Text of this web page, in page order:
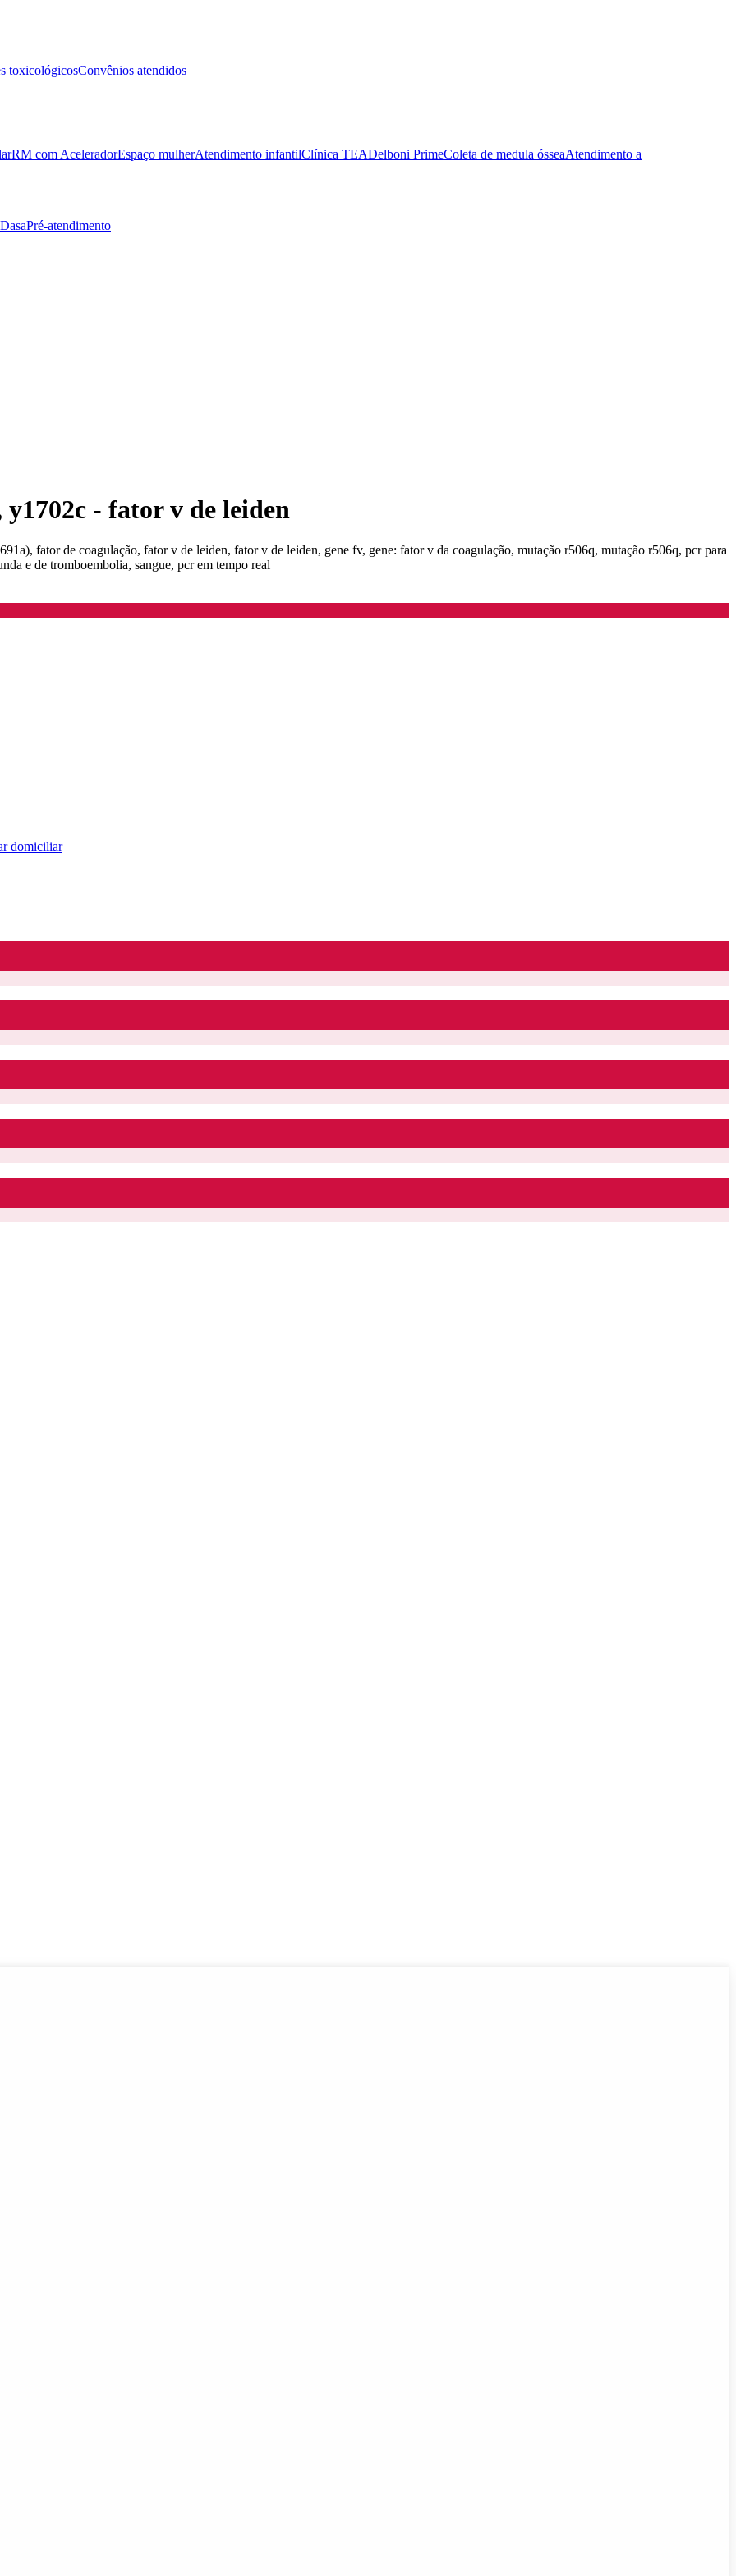
toxicológicosConvênios atendidos
RM com AceleradorEspaço mulherAtendimento infantilClínica TEADelboni PrimeColeta de medula ósseaAtendimento a
Pré-atendimento
y1702c - fator v de leiden
fator de coagulação, fator v de leiden, fator v de leiden, gene fv, gene: fator v da coagulação, mutação r506q, mutação r506q, pcr para
e de tromboembolia, sangue, pcr em tempo real
domiciliar